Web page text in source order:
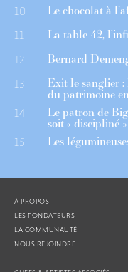
10 Le chocolat à
11 La table 42,
12 Bernard
13 Exit le sanglier
du patrimoine
14 Le patron de
soit « discipliné »
15 Les
À PROPOS
LES FONDATEURS
LA COMMUNAUTÉ
NOUS REJOINDRE